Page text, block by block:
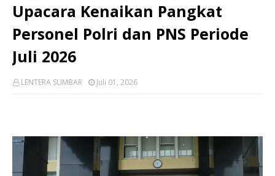
Upacara Kenaikan Pangkat
Personel Polri dan PNS Periode
Juli 2026
LENTERA SUMBAR Juli 01, 2026